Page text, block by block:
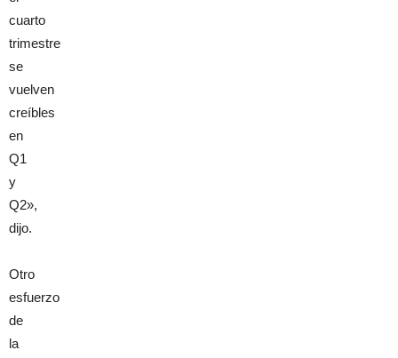
cuarto
trimestre
se
vuelven
creíbles
en
Q1
y
Q2»,
dijo.
Otro
esfuerzo
de
la